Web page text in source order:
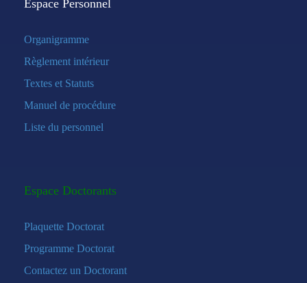
Espace Personnel
Organigramme
Règlement intérieur
Textes et Statuts
Manuel de procédure
Liste du personnel
Espace Doctorants
Plaquette Doctorat
Programme Doctorat
Contactez un Doctorant